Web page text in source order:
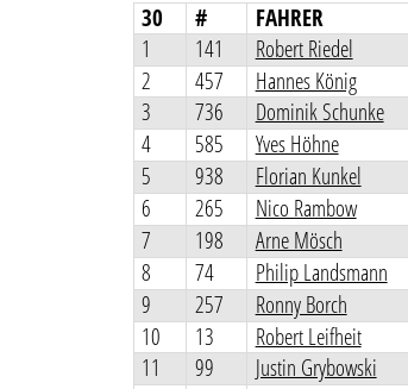
30
# FAHRER
1
141 Robert Riedel
2
457 Hannes König
3
736 Dominik Schunke
4
585 Yves Höhne
5
938 Florian Kunkel
6
265 Nico Rambow
7
198 Arne Mösch
8
74 Philip Landsmann
9
257 Ronny Borch
10
13 Robert Leifheit
11
99 Justin Grybowski